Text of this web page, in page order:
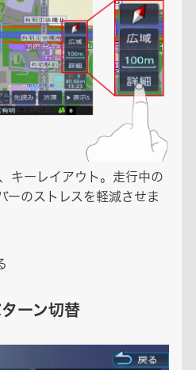
キーレイアウト。走行中の
ーのストレスを軽減させま
ーン切替